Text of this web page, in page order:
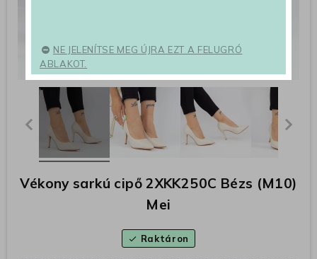
Vékony sarkú cipő 2XKK250C Bézs (M10)
Mei
check Raktáron
NE JELENÍTSE MEG ÚJRA EZT A FELUGRÓ
ABLAKOT.